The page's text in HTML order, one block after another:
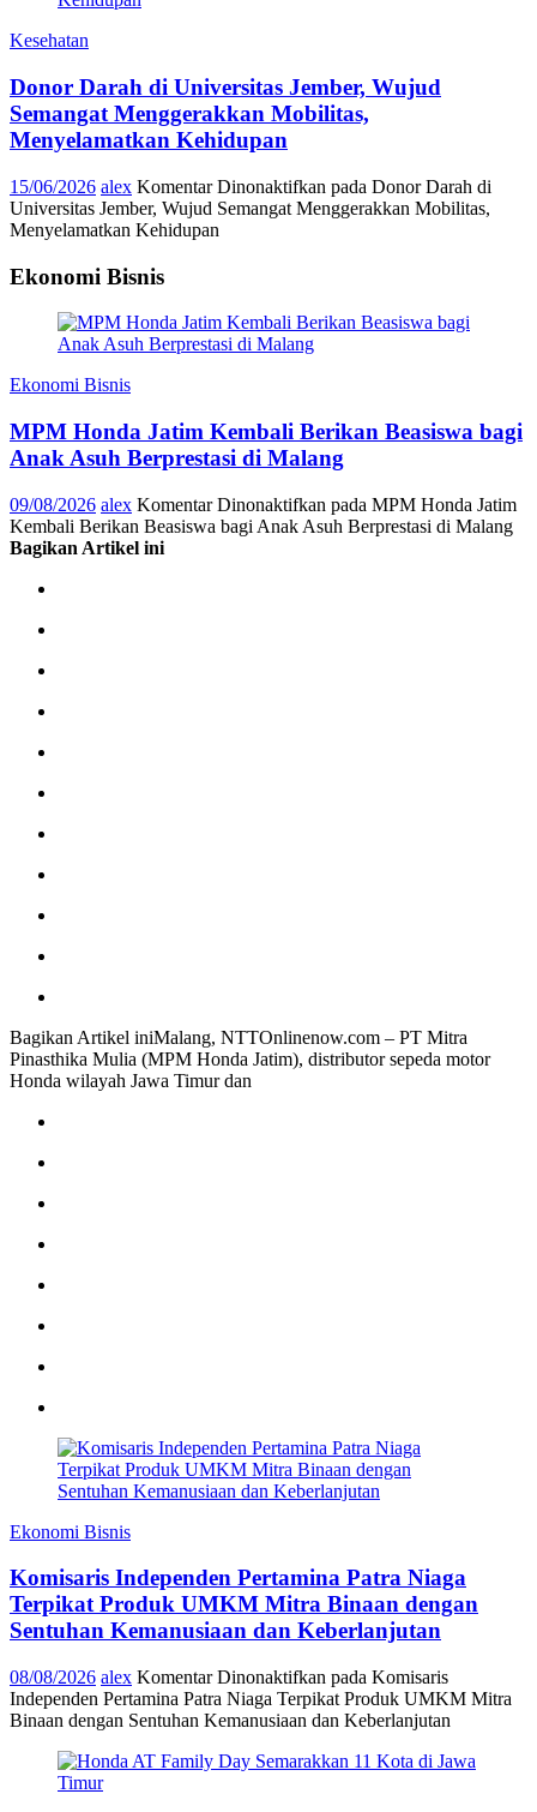
Kesehatan
Donor Darah di Universitas Jember, Wujud
Semangat Menggerakkan Mobilitas,
Menyelamatkan Kehidupan
15/06/2026 alex Komentar Dinonaktifkan pada Donor Darah di
Universitas Jember, Wujud Semangat Menggerakkan Mobilitas,
Menyelamatkan Kehidupan
Ekonomi Bisnis
Ekonomi Bisnis
MPM Honda Jatim Kembali Berikan Beasiswa bagi
Anak Asuh Berprestasi di Malang
09/08/2026 alex Komentar Dinonaktifkan pada MPM Honda Jatim
Kembali Berikan Beasiswa bagi Anak Asuh Berprestasi di Malang
Bagikan Artikel ini
Bagikan Artikel iniMalang, NTTOnlinenow.com – PT Mitra
Pinasthika Mulia (MPM Honda Jatim), distributor sepeda motor
Honda wilayah Jawa Timur dan
Ekonomi Bisnis
Komisaris Independen Pertamina Patra Niaga
Terpikat Produk UMKM Mitra Binaan dengan
Sentuhan Kemanusiaan dan Keberlanjutan
08/08/2026 alex Komentar Dinonaktifkan pada Komisaris
Independen Pertamina Patra Niaga Terpikat Produk UMKM Mitra
Binaan dengan Sentuhan Kemanusiaan dan Keberlanjutan